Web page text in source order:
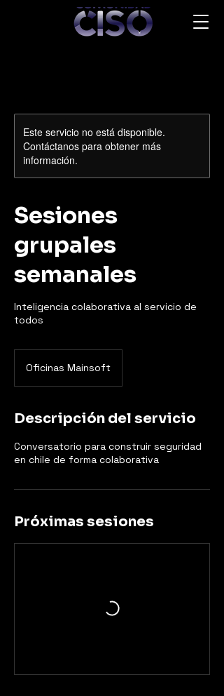
Este servicio no está disponible.
Contáctanos para obtener más
información.
Sesiones
grupales
semanales
Inteligencia colaborativa al servicio de
todos
Oficinas Mainsoft
Descripción del servicio
Conversatorio para construir seguridad
en chile de forma colaborativa
Próximas sesiones